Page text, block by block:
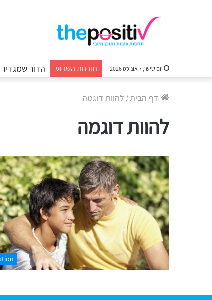
יום שישי, 7 אוגוסט 2026 תובנות השבוע הדור
דף הבית/ להוות דוגמה
להוות דוגמה